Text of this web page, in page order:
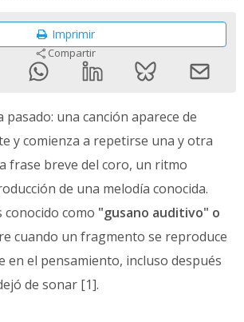
Imprimir
Compartir
pasado: una canción aparece de
y comienza a repetirse una y otra
frase breve del coro, un ritmo
de una melodía conocida.
conocido como "gusano auditivo" o
cuando un fragmento se reproduce
en el pensamiento, incluso después
de sonar [1].